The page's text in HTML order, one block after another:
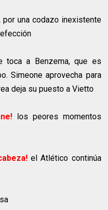
por una codazo inexistente
a Benzema, que es
Simeone aprovecha para
deja su puesto a Vietto
los peores momentos
el Atlético continúa